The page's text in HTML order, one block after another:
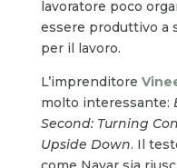
lavoratore poco
essere produttivo a
per il lavoro.
L’imprenditore
molto interessante:
Second: Turning
Upside Down. Il